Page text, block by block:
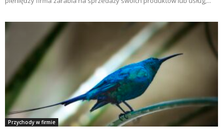
Przychody w firmie